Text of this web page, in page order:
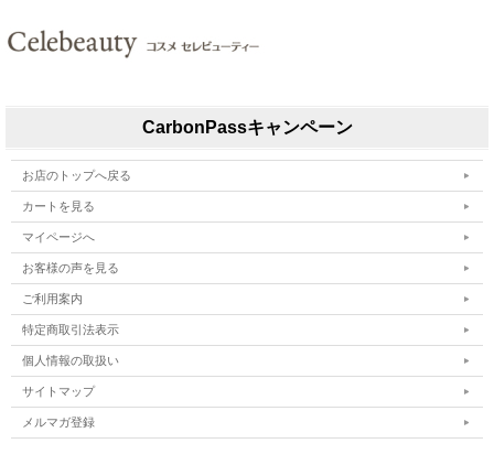
CarbonPassキャンペーン
お店のトップへ戻る
カートを見る
マイページへ
お客様の声を見る
ご利用案内
特定商取引法表示
個人情報の取扱い
サイトマップ
メルマガ登録